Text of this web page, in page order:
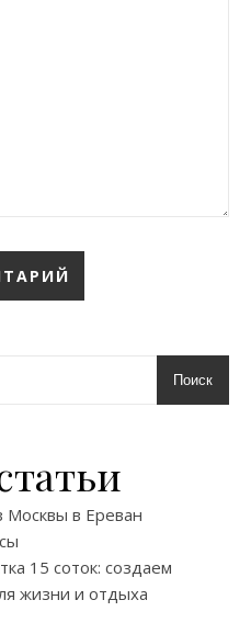
Поиск
Москвы в Ереван
15 соток: создаем
жизни и отдыха